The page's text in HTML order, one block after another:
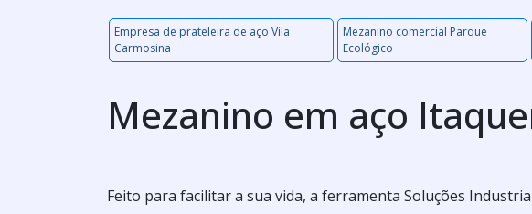
Empresa de prateleira de aço Vila
Carmosina
Mezanino comercial Parque
Ecológico
Mezanino em aço
Feito para facilitar a sua vida, a ferramenta Soluções